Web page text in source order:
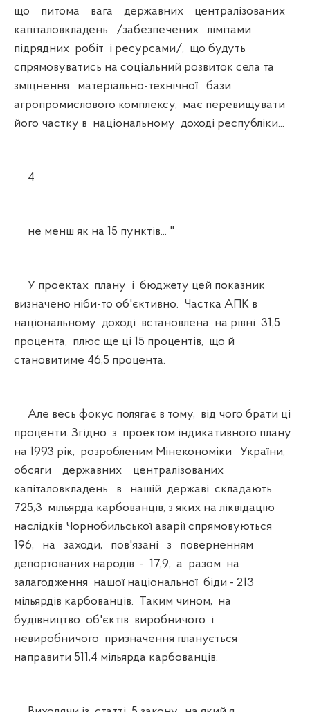
що питома вага державних централізованих
капіталовкладень /забезпечених лімітами
підрядних робіт і ресурсами/, що будуть
спрямовуватись на соціальний розвиток села та
зміцнення матеріально-технічної бази
агропромислового комплексу, має перевищувати
його частку в національному доході республіки...
4
не менш як на 15 пунктів... "
У проектах плану і бюджету цей показник
визначено ніби-то об'єктивно. Частка АПК в
національному доході встановлена на рівні 31,5
процента, плюс ще ці 15 процентів, що й
становитиме 46,5 процента.
Але весь фокус полягає в тому, від чого брати ці
проценти. Згідно з проектом індикативного плану
на 1993 рік, розробленим Мінекономіки України,
обсяги державних централізованих
капіталовкладень в нашій державі складають
725,3 мільярда карбованців, з яких на ліквідацію
наслідків Чорнобильської аварії спрямовуються
196, на заходи, пов'язані з поверненням
депортованих народів - 17,9, а разом на
залагодження нашої національної біди - 213
мільярдів карбованців. Таким чином, на
будівництво об'єктів виробничого і
невиробничого призначення планується
направити 511,4 мільярда карбованців.